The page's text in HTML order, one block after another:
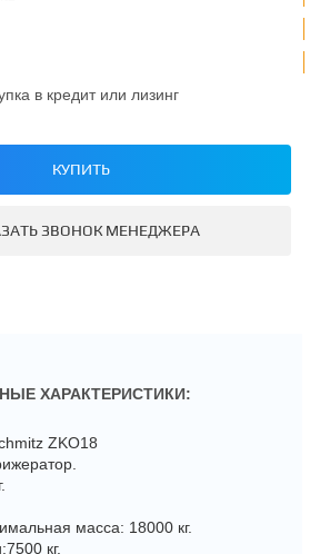
в кредит или лизинг
КУПИТЬ
ЗВОНОК МЕНЕДЖЕРА
ХАРАКТЕРИСТИКИ:
ZKO18
масса: 18000 кг.
кг.